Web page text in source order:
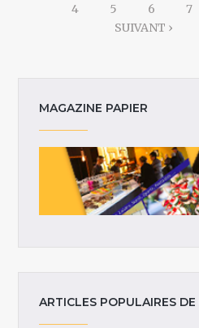
4
5 6 7
SUIVANT ›
MAGAZINE PAPIER
ARTICLES POPULAIRES DE